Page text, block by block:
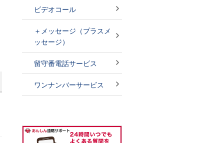
ビデオコール
＋メッセージ（プラスメ
ッセージ）
留守番電話サービス
ワンナンバーサービス